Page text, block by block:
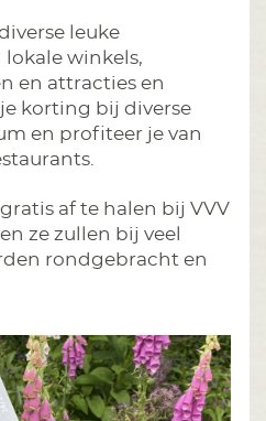
leuke
winkels,
en attracties en
korting bij diverse
en profiteer je van
af te halen bij VVV
ze zullen bij veel
rondgebracht en